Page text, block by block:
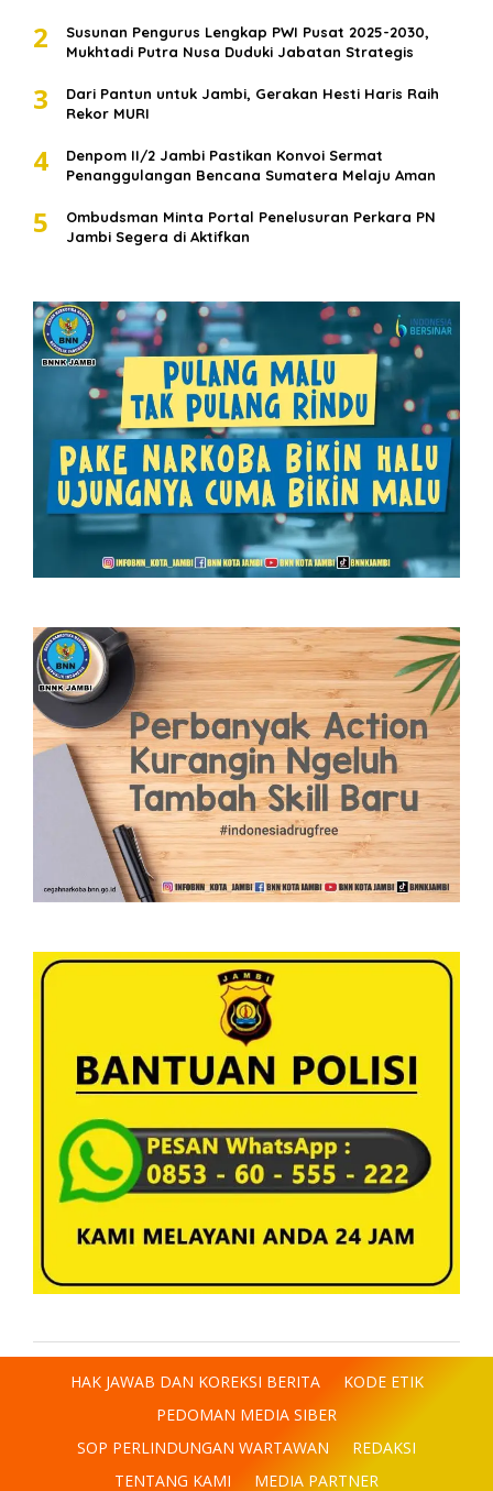
2
Susunan Pengurus Lengkap PWI Pusat 2025-2030,
Mukhtadi Putra Nusa Duduki Jabatan Strategis
3
Dari Pantun untuk Jambi, Gerakan Hesti Haris Raih
Rekor MURI
4
Denpom II/2 Jambi Pastikan Konvoi Sermat
Penanggulangan Bencana Sumatera Melaju Aman
5
Ombudsman Minta Portal Penelusuran Perkara PN
Jambi Segera di Aktifkan
HAK JAWAB DAN KOREKSI BERITA
KODE ETIK
PEDOMAN MEDIA SIBER
SOP PERLINDUNGAN WARTAWAN
REDAKSI
TENTANG KAMI
MEDIA PARTNER